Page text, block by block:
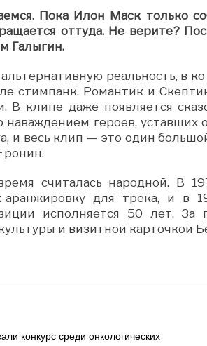
Пока Илон Маск только
оттуда. Не верите?
Галыгин.
реальность, в
стимпанк. Романтик и
В клипе даже появляется
наваждением героев, уставших
и весь клип — это один
считалась народной. В
для трека, и в
исполняется 50 лет. За
и визитной карточкой
конкурс среди онкологических